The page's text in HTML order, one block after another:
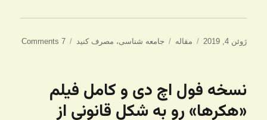
ارسال
ژوئن 4, 2019 دسته‌ها
مقاله برچسب‌ها
جامعه شناسی، مصرف کنید 7 Comments
نسخه فول اچ دی و کامل فیلم
«هکرها» رو به شکل قانونی از